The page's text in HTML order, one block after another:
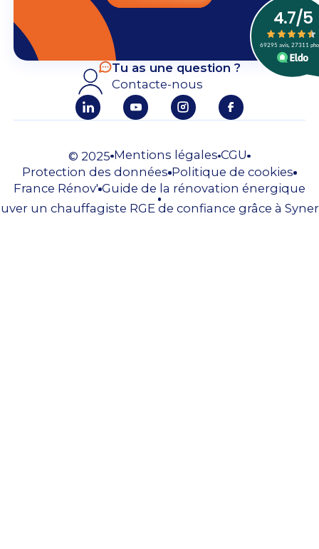
Tu as une question ?
Contacte-nous
© 2025 Mentions légales CGU
Protection des données Politique de cookies
France Rénov' Guide de la rénovation énergique
un chauffagiste RGE de confiance grâce à